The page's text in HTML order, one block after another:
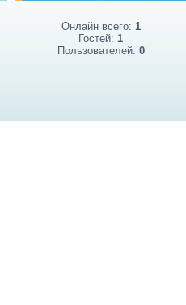
Онлайн всего: 1
Гостей:1
Пользователей: 0